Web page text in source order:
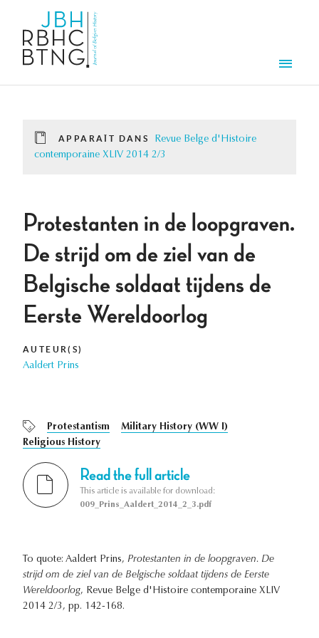
APPARAÎT DANS
Revue Belge d'Histoire
contemporaine XLIV 2014 2/3
Protestanten in de loopgraven.
De strijd om de ziel van de
Belgische soldaat tijdens de
Eerste Wereldoorlog
AUTEUR(S)
Aaldert Prins
Protestantism
Military History (WW I)
Religious History
Read the full article
This article is available for download:
009_Prins_Aaldert_2014_2_3.pdf
To quote: Aaldert Prins, Protestanten in de loopgraven. De
strijd om de ziel van de Belgische soldaat tijdens de Eerste
Wereldoorlog, Revue Belge d'Histoire contemporaine XLIV
2014 2/3, pp. 142-168.